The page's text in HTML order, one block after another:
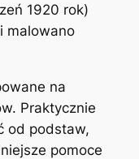
1920 rok)
malowano
na
Praktycznie
od podstaw,
pomoce